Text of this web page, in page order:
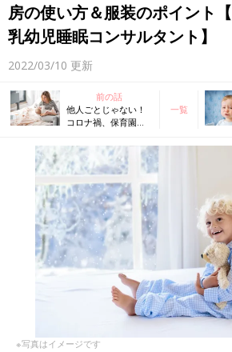
房の使い方＆服装のポイント
乳幼児睡眠コンサルタント】
2022/03/10 更新
前の話
他人ごとじゃない！
コロナ禍、保育園が
ルが急増中【米国
IPHI公認・乳幼児睡
眠コンサルタント】
一覧
※写真はイメージです